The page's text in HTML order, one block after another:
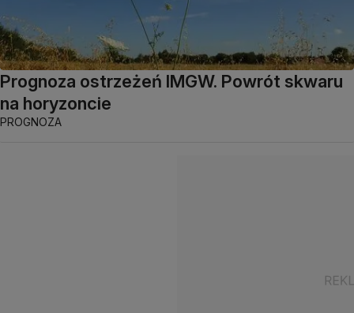
Prognoza ostrzeżeń IMGW. Powrót skwaru
na horyzoncie
PROGNOZA